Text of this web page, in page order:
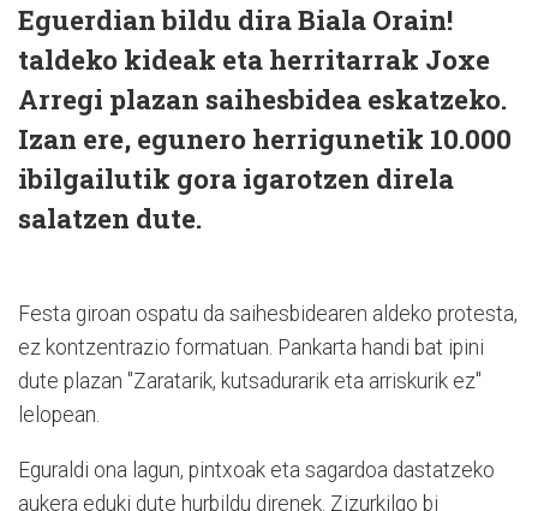
Eguerdian bildu dira Biala Orain!
taldeko kideak eta herritarrak Joxe
Arregi plazan saihesbidea eskatzeko.
Izan ere, egunero herrigunetik 10.000
ibilgailutik gora igarotzen direla
salatzen dute.
Festa giroan ospatu da saihesbidearen aldeko protesta,
ez kontzentrazio formatuan. Pankarta handi bat ipini
dute plazan "Zaratarik, kutsadurarik eta arriskurik ez"
lelopean.
Eguraldi ona lagun, pintxoak eta sagardoa dastatzeko
aukera eduki dute hurbildu direnek. Zizurkilgo bi